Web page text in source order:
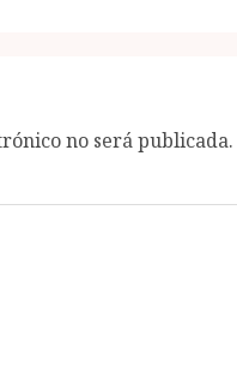
no será publicada.